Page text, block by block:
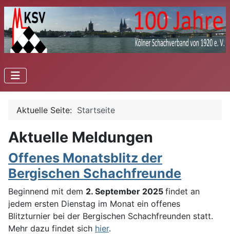
Aktuelle Seite: Startseite
Aktuelle Meldungen
Offenes Monatsblitz der
Bergischen Schachfreunde
Beginnend mit dem 2. September 2025 findet an
jedem ersten Dienstag im Monat ein offenes
Blitzturnier bei der Bergischen Schachfreunden statt.
Mehr dazu findet sich hier.